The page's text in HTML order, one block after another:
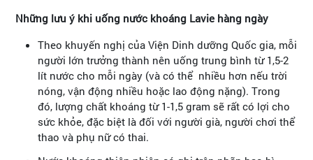
Những lưu ý khi uống nước khoáng Lavie hàng ngày
Theo khuyến nghị của Viện Dinh dưỡng Quốc gia, mỗi
người lớn trưởng thành nên uống trung bình từ 1,5-2
lít nước cho mỗi ngày (và có thể nhiều hơn nếu trời
nóng, vận động nhiều hoặc lao động nặng). Trong
đó, lượng chất khoáng từ 1-1,5 gram sẽ rất có lợi cho
sức khỏe, đặc biệt là đối với người già, người chơi thể
thao và phụ nữ có thai.